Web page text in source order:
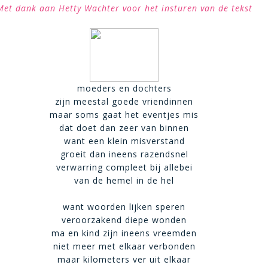
dank aan Hetty Wachter voor het insturen van de tekst
moeders en dochters
zijn meestal goede vriendinnen
maar soms gaat het eventjes mis
dat doet dan zeer van binnen
want een klein misverstand
groeit dan ineens razendsnel
verwarring compleet bij allebei
van de hemel in de hel
want woorden lijken speren
veroorzakend diepe wonden
ma en kind zijn ineens vreemden
niet meer met elkaar verbonden
maar kilometers ver uit elkaar